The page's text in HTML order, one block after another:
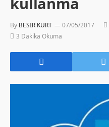
By BESIR KURT 07/05/2017
3 Dakika Okuma